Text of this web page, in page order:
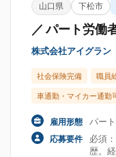
山口県 下松市
／ パート労働
株式会社アイグラン
社会保険完備 職員
車通勤・マイカー通勤
雇用形態 パー
応募要件
必須
歴。